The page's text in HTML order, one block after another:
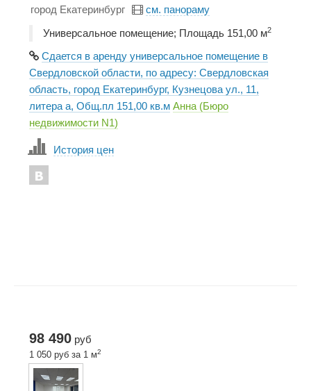
город Екатеринбург
см. панораму
Универсальное помещение; Площадь 151,00 м2
Сдается в аренду универсальное помещение в
Свердловской области, по адресу: Свердловская
область, город Екатеринбург, Кузнецова ул., 11,
литера а, Общ.пл 151,00 кв.м Анна (Бюро
недвижимости N1)
История цен
98 490 руб
1 050 руб за 1 м2